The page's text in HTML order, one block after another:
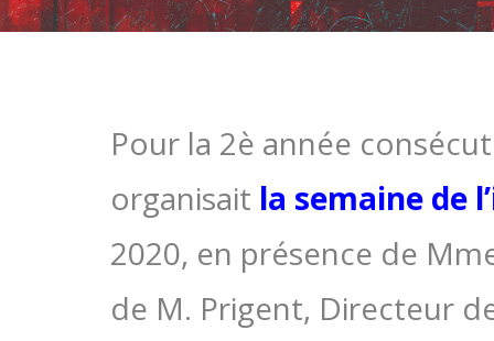
Pour la 2è année
organisait la semaine de
2020, en présence de
de M. Prigent, Directeur